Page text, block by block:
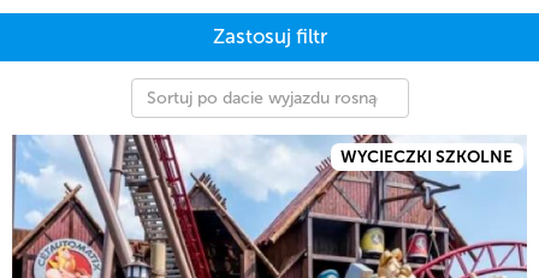
Sortuj po dacie wyjazdu rosnąco
WYCIECZKI SZKOLNE